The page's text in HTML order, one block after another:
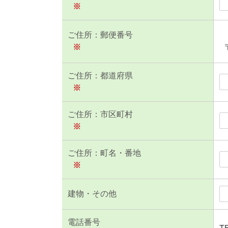
※
ご住所：郵便番号
※
ご住所：都道府県
※
ご住所：市区町村
※
ご住所：町名・番地
※
建物・その他
電話番号